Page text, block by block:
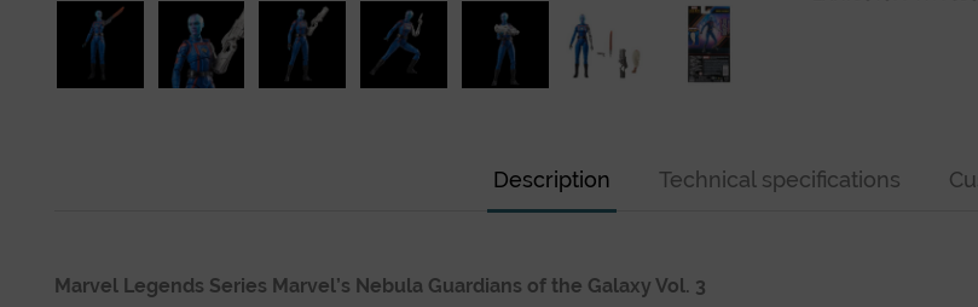
Description Technical specifications
Marvel Legends Series Marvel’s Nebula Guardians of the Galaxy Vol. 3